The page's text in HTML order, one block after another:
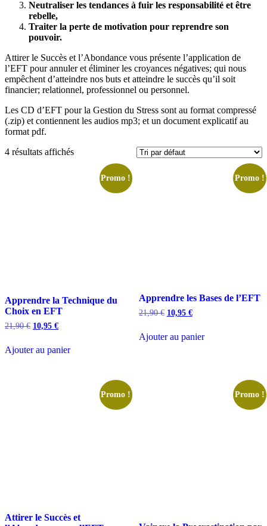
Neutraliser les tendances à fuir les responsabilité et être
rebelle,
Traiter la perte de motivation pour reprendre son
pouvoir.
Attirer le Succès et l’Abondance vous présente l’application de
l’EFT pour annuler et éliminer les croyances négatives; qui nous
empêchent d’atteindre nos buts et atteindre le succès qu’il soit
financier; relationnel, professionnel ou personnel.
Les CD d’EFT pour la Gestion du Stress sont au format compressé
(.zip) et contiennent les audios mp3; et un document explicatif au
format pdf.
4 résultats affichés
Promo !
Apprendre la Technique du
Choix en EFT
21,90€ Le
était :
10,95 €Le
actuel
est :
Ajouter au panier
Promo !
Apprendre les Bases de l’EFT
21,90€ Le
était :
10,95 €Le
actuel
est :
Ajouter au panier
Promo !
Attirer le Succès et
Promo !